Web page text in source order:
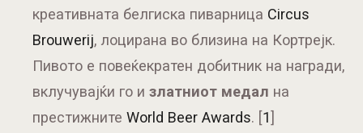
креативната белгиска пиварница Circus
Brouwerij, лоцирана во близина на Кортрејк.
Пивото е повеќекратен добитник на награди,
вклучувајќи го и златниот медал на
престижните World Beer Awards. [1]